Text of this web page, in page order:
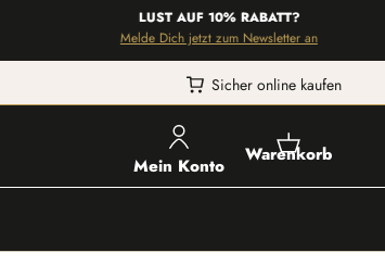
LUST AUF 10% RABATT?
Melde Dich jetzt zum Newsletter an
Sicher online kaufen
Mein Konto Warenkorb